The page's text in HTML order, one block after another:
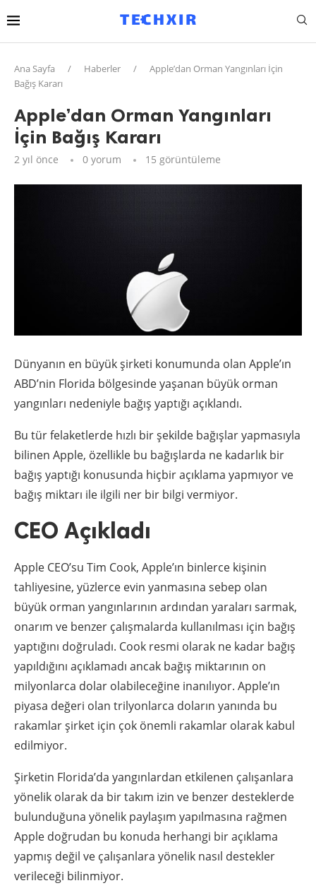
Ana Sayfa / Haberler /
Apple’dan Orman Yangınları İçin
Bağış Kararı
Apple’dan Orman Yangınları
İçin Bağış Kararı
2 yıl önce 0 yorum 15 görüntüleme
Dünyanın en büyük şirketi konumunda olan Apple’ın
ABD’nin Florida bölgesinde yaşanan büyük orman
yangınları nedeniyle bağış yaptığı açıklandı.
Bu tür felaketlerde hızlı bir şekilde bağışlar yapmasıyla
bilinen Apple, özellikle bu bağışlarda ne kadarlık bir
bağış yaptığı konusunda hiçbir açıklama yapmıyor ve
bağış miktarı ile ilgili ner bir bilgi vermiyor.
CEO Açıkladı
Apple CEO’su Tim Cook, Apple’ın binlerce kişinin
tahliyesine, yüzlerce evin yanmasına sebep olan
büyük orman yangınlarının ardından yaraları sarmak,
onarım ve benzer çalışmalarda kullanılması için bağış
yaptığını doğruladı. Cook resmi olarak ne kadar bağış
yapıldığını açıklamadı ancak bağış miktarının on
milyonlarca dolar olabileceğine inanılıyor. Apple’ın
piyasa değeri olan trilyonlarca doların yanında bu
rakamlar şirket için çok önemli rakamlar olarak kabul
edilmiyor.
Şirketin Florida’da yangınlardan etkilenen çalışanlara
yönelik olarak da bir takım izin ve benzer desteklerde
bulunduğuna yönelik paylaşım yapılmasına rağmen
Apple doğrudan bu konuda herhangi bir açıklama
yapmış değil ve çalışanlara yönelik nasıl destekler
verileceği bilinmiyor.